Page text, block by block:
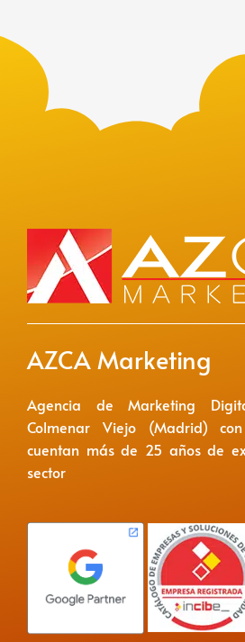
AZCA Marketing
Agencia de Marketing
Colmenar Viejo (Madrid)
cuentan más de 25 años de
sector